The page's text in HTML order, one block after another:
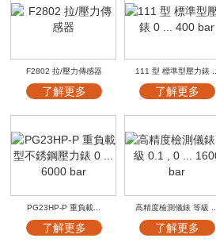
F2802 拉/壓力傳感器
了解更多
111 型 標準型壓力錶 ...
了解更多
PG23HP-P 重負載...
了解更多
高精度檢測儀錶 等級 ...
了解更多